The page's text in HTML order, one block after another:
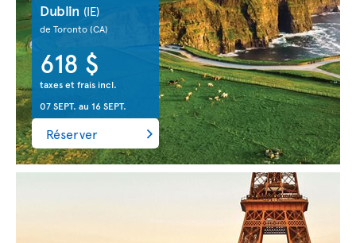
Dublin (IE)
de Toronto(CA)
618 $
taxes et frais incl.
07 SEPT. au 16 SEPT.
Réserver